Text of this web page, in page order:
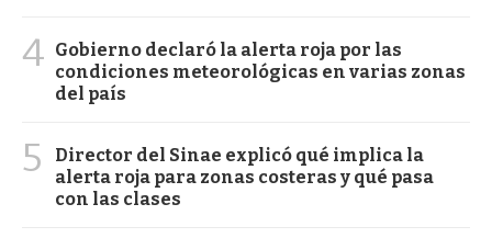
4 Gobierno declaró la alerta roja por las
condiciones meteorológicas en varias zonas
del país
5
Director del Sinae explicó qué implica la
alerta roja para zonas costeras y qué pasa
con las clases